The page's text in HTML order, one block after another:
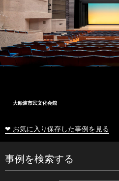
大船渡市民文化会館
❤ お気に入り保存した事例を見る
事例を検索する